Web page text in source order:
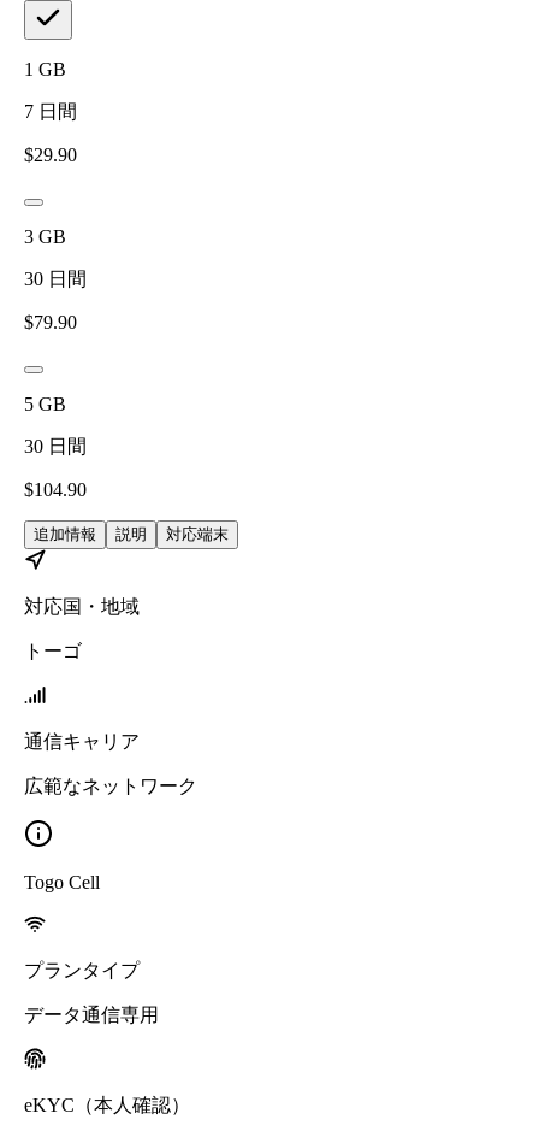
1 GB
7 日間
$29.90
3 GB
30 日間
$79.90
5 GB
30 日間
$104.90
追加情報 説明 対応端末
対応国・地域
トーゴ
通信キャリア
広範なネットワーク
Togo Cell
プランタイプ
データ通信専用
eKYC（本人確認）